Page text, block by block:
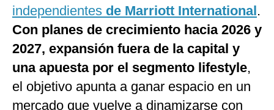
Gestión TV
Videos
Fotogalerías
independientes de Marriott International.
Con planes de crecimiento hacia 2026 y
2027, expansión fuera de la capital y
una apuesta por el segmento lifestyle,
el objetivo apunta a ganar espacio en un
mercado que vuelve a dinamizarse con